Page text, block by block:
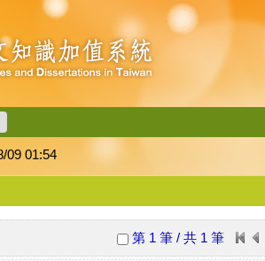
09 01:54
第 1 筆 / 共 1 筆